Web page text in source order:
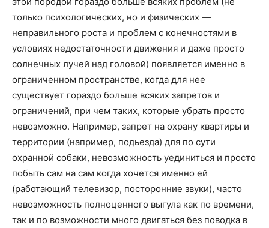
только психологических, но и физических —
неправильного роста и проблем с конечностями в
условиях недостаточности движения и даже просто
солнечных лучей над головой) появляется именно в
ограниченном пространстве, когда для нее
существует гораздо больше всяких запретов и
ограничений, при чем таких, которые убрать просто
невозможно. Например, запрет на охрану квартиры и
территории (например, подьезда) для по сути
охранной собаки, невозможность уединиться и просто
побыть сам на сам когда хочется именно ей
(работающий телевизор, посторонние звуки), часто
невозможность полноценного выгула как по времени,
так и по возможности много двигаться без поводка в